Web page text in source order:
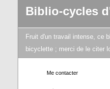
Biblio-cycles
Fruit d'un travail intense, ce
bicyclette ; merci de le citer
Me contacter